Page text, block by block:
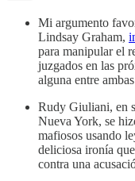
Mi argumento
Lindsay Graham,
para manipular el
juzgados en las
alguna entre
Rudy Giuliani, en
Nueva York, se
mafiosos usando
deliciosa ironía
contra una